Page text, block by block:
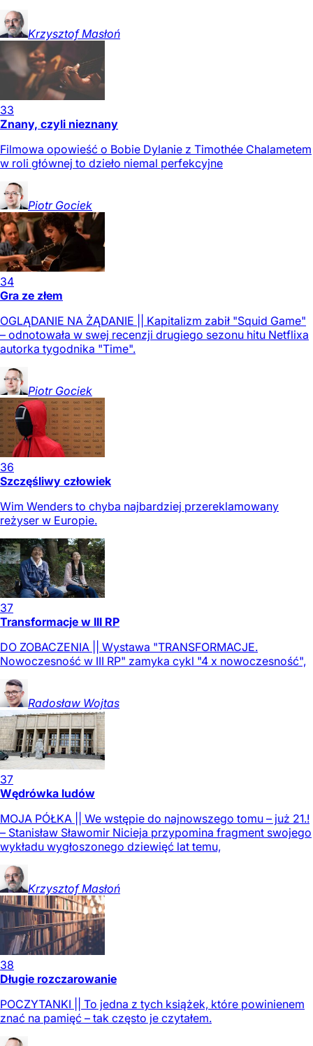
Krzysztof Masłoń
33
Znany, czyli nieznany
Filmowa opowieść o Bobie Dylanie z Timothée Chalametem
w roli głównej to dzieło niemal perfekcyjne
Piotr Gociek
34
Gra ze złem
OGLĄDANIE NA ŻĄDANIE || Kapitalizm zabił "Squid Game"
– odnotowała w swej recenzji drugiego sezonu hitu Netflixa
autorka tygodnika "Time".
Piotr Gociek
36
Szczęśliwy człowiek
Wim Wenders to chyba najbardziej przereklamowany
reżyser w Europie.
37
Transformacje w III RP
DO ZOBACZENIA || Wystawa "TRANSFORMACJE.
Nowoczesność w III RP" zamyka cykl "4 x nowoczesność",
Radosław Wojtas
37
Wędrówka ludów
MOJA PÓŁKA || We wstępie do najnowszego tomu – już 21.!
– Stanisław Sławomir Nicieja przypomina fragment swojego
wykładu wygłoszonego dziewięć lat temu,
Krzysztof Masłoń
38
Długie rozczarowanie
POCZYTANKI || To jedna z tych książek, które powinienem
znać na pamięć – tak często je czytałem.